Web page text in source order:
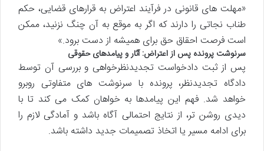
«مهلت های قانونی در فرآیند اعتراض به قرارهای قضایی، حکم
طناب نجاتی را دارند که اگر به موقع به آن چنگ نزنید، ممکن
است فرصت احقاق حق برای همیشه از دست برود.»
سرنوشت پرونده پس از اعتراض: آثار و پیامدهای حقوقی
پس از ثبت دادخواست تجدیدنظرخواهی و بررسی آن توسط
دادگاه تجدیدنظر، پرونده با سرنوشت های متفاوتی روبرو
خواهد شد. فهم این پیامدها به خواهان کمک می کند تا با
دیدی روشن تر، از نتایج احتمالی آگاه باشد و آمادگی لازم را
برای ادامه مسیر یا اتخاذ تصمیمات جدید داشته باشد.